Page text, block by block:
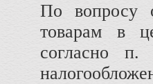
По вопросу
товарам в
согласно